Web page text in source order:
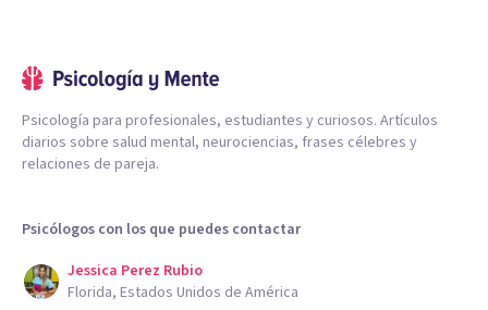
Psicología para profesionales, estudiantes y curiosos. Artículos
diarios sobre salud mental, neurociencias, frases célebres y
relaciones de pareja.
Psicólogos con los que puedes contactar
Jessica Perez Rubio
Florida, Estados Unidos de América